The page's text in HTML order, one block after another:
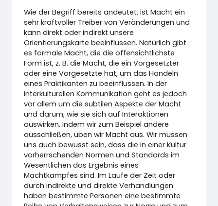
Wie der Begriff bereits andeutet, ist Macht ein
sehr kraftvoller Treiber von Veränderungen und
kann direkt oder indirekt unsere
Orientierungskarte beeinflussen. Natürlich gibt
es formale Macht, die die offensichtlichste
Form ist, z. B. die Macht, die ein Vorgesetzter
oder eine Vorgesetzte hat, um das Handeln
eines Praktikanten zu beeinflussen. In der
interkulturellen Kommunikation geht es jedoch
vor allem um die subtilen Aspekte der Macht
und darum, wie sie sich auf Interaktionen
auswirken. Indem wir zum Beispiel andere
ausschließen, üben wir Macht aus. Wir müssen
uns auch bewusst sein, dass die in einer Kultur
vorherrschenden Normen und Standards im
Wesentlichen das Ergebnis eines
Machtkampfes sind. Im Laufe der Zeit oder
durch indirekte und direkte Verhandlungen
haben bestimmte Personen eine bestimmte